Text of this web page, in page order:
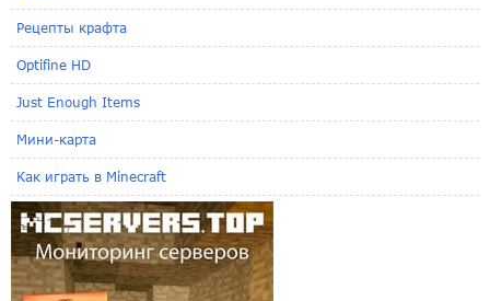
Рецепты крафта
Optifine HD
Just Enough Items
Мини-карта
Как играть в Minecraft